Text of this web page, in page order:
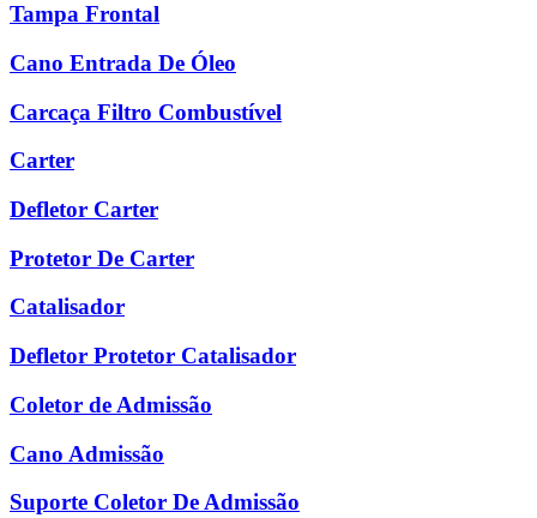
Tampa Frontal
Cano Entrada De Óleo
Carcaça Filtro Combustível
Carter
Defletor Carter
Protetor De Carter
Catalisador
Defletor Protetor Catalisador
Coletor de Admissão
Cano Admissão
Suporte Coletor De Admissão